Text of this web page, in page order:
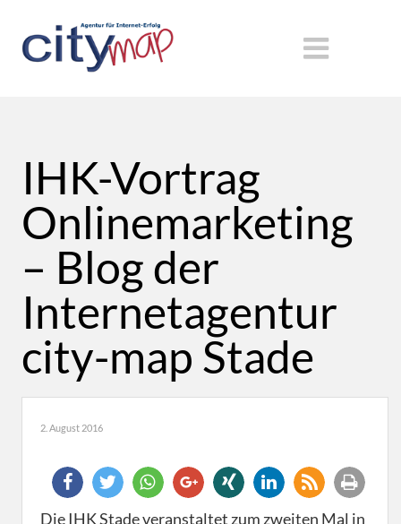
IHK-Vortrag
Onlinemarketing
– Blog der
Internetagentur
city-map Stade
2. August 2016
Die IHK Stade veranstaltet zum zweiten Mal in